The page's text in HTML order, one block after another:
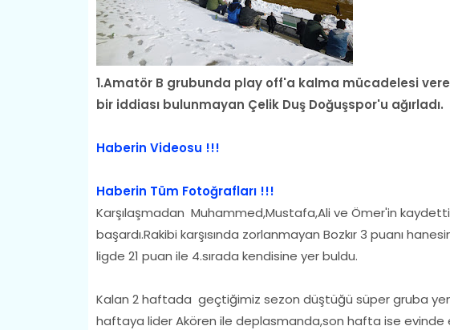
1.Amatör B grubunda play off'a kalma mücadelesi
bir iddiası bulunmayan Çelik Duş Doğuşspor'u ağırladı.
Haberin Videosu !!!
Haberin Tüm Fotoğrafları !!!
Karşılaşmadan Muhammed,Mustafa,Ali ve Ömer'in
başardı.Rakibi karşısında zorlanmayan Bozkır 3 puanı
ligde 21 puan ile 4.sırada kendisine yer buldu.
Kalan 2 haftada geçtiğimiz sezon düştüğü süper gruba
haftaya lider Akören ile deplasmanda,son hafta ise evinde